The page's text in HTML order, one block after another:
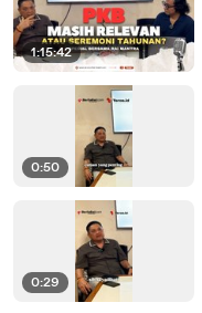
1:15:42
0:50
0:29